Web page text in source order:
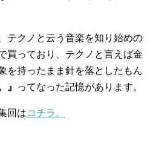
テクノと云う音楽を知り始めの
買っており、テクノと言えば金
を持ったまま針を落としたもん
』 ってなった記憶があります。
回はコチラ。